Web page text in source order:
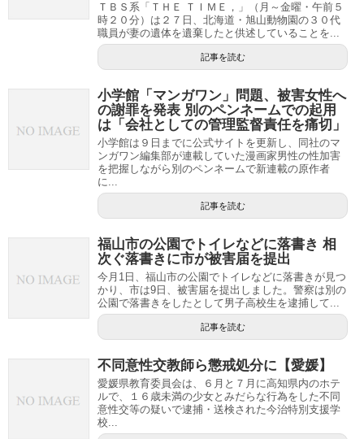
ＴＢＳ系「ＴＨＥ ＴＩＭＥ，」（月～金曜・午前５
時２０分）は２７日、北海道・旭山動物園の３０代
職員が妻の遺体を遺棄したと供述していることを...
記事を読む
小学館「マンガワン」問題、被害女性へ
の謝罪を発表 別のペンネームでの起用
は「会社としての管理監督責任を痛切」
小学館は９日までに公式サイトを更新し、同社のマ
ンガワン編集部が連載していた漫画家男性の性加害
を把握しながら別のペンネームで新連載の原作者
に...
記事を読む
福山市の公園でトイレなどに落書き 相
次ぐ落書きに市が被害届を提出
今月1日、福山市の公園でトイレなどに落書きが見つ
かり、市は9日、被害届を提出しました。警察は別の
公園で落書きをしたとして男子高校生を逮捕して...
記事を読む
不同意性交教師ら懲戒処分に【愛媛】
愛媛県教育委員会は、６月と７月に高知県内のホテ
ルで、１６歳未満の少女とみだらな行為をした不同
意性交等の疑いで逮捕・送検された今治特別支援学
校...